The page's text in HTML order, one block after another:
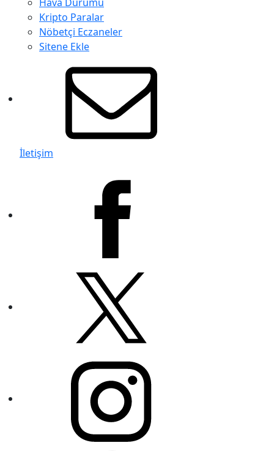
Kripto Paralar
Nöbetçi Eczaneler
Sitene Ekle
İletişim